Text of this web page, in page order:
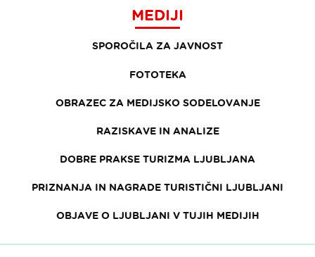
MEDIJI
SPOROČILA ZA JAVNOST
FOTOTEKA
OBRAZEC ZA MEDIJSKO SODELOVANJE
RAZISKAVE IN ANALIZE
DOBRE PRAKSE TURIZMA LJUBLJANA
PRIZNANJA IN NAGRADE TURISTIČNI LJUBLJANI
OBJAVE O LJUBLJANI V TUJIH MEDIJIH